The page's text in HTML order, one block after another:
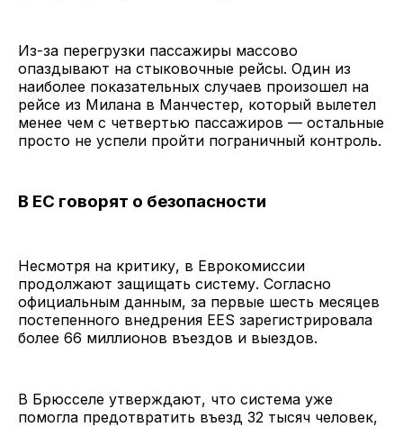
Из-за перегрузки пассажиры массово
опаздывают на стыковочные рейсы. Один из
наиболее показательных случаев произошел на
рейсе из Милана в Манчестер, который вылетел
менее чем с четвертью пассажиров — остальные
просто не успели пройти пограничный контроль.
В ЕС говорят о безопасности
Несмотря на критику, в Еврокомиссии
продолжают защищать систему. Согласно
официальным данным, за первые шесть месяцев
постепенного внедрения EES зарегистрировала
более 66 миллионов въездов и выездов.
В Брюсселе утверждают, что система уже
помогла предотвратить въезд 32 тысяч человек,